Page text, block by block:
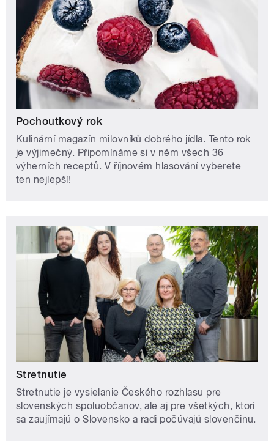
Pochoutkový rok
Kulinární magazín milovníků dobrého jídla. Tento rok
je výjimečný. Připomínáme si v něm všech 36
výherních receptů. V říjnovém hlasování vyberete
ten nejlepší!
Stretnutie
Stretnutie je vysielanie Českého rozhlasu pre
slovenských spoluobčanov, ale aj pre všetkých, ktorí
sa zaujímajú o Slovensko a radi počúvajú slovenčinu.